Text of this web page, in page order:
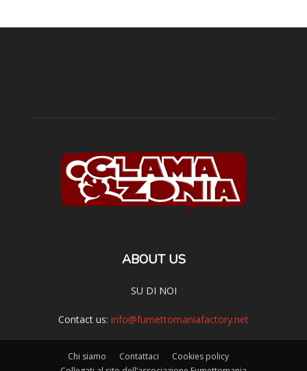
ABOUT US
SU DI NOI
Contact us: info@fumettomaniafactory.net
Chi siamo Contattaci
Cookies policy